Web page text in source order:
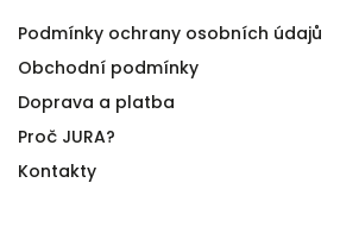
Podmínky ochrany osobních údajů
Obchodní podmínky
Doprava a platba
Proč JURA?
Kontakty